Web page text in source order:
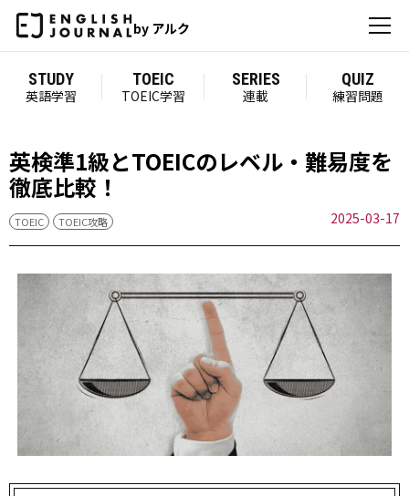
by アルク
STUDY
英語学習
TOEIC
TOEIC学習
SERIES
連載
QUIZ
練習問題
英検準1級とTOEICのレベル・難易度を
徹底比較！
TOEIC TOEIC攻略 2025-03-17